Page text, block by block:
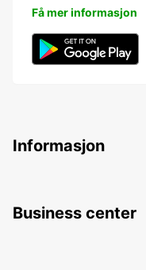
Få mer informasjon
Informasjon
Business center